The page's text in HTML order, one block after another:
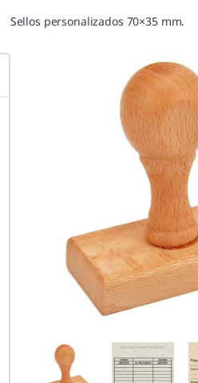
Sellos personalizados 70×35 mm.